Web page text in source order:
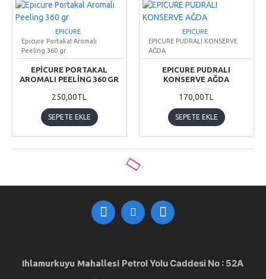
EPICURE
Epicure Portakal Aromalı
Peeling 360 gr
EPICURE PORTAKAL
AROMALI PEELING 360 GR
250,00TL
SEPETE EKLE
EPICURE
EPICURE PUDRALI KONSERVE
AĞDA
EPICURE PUDRALI
KONSERVE AĞDA
170,00TL
SEPETE EKLE
Ihlamurkuyu Mahallesi Petrol Yolu Caddesi No : 52A